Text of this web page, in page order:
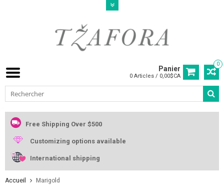
0
Panier
0 Articles / 0,00$CA
Free Shipping Over $500
Customizing options available
International shipping
Accueil Marigold